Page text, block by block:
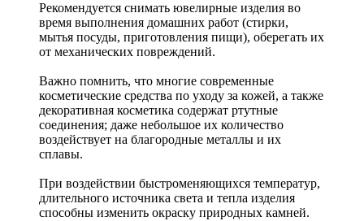
Рекомендуется снимать ювелирные изделия во
время выполнения домашних работ (стирки,
мытья посуды, приготовления пищи), оберегать их
от механических повреждений.
Важно помнить, что многие современные
косметические средства по уходу за кожей, а также
декоративная косметика содержат ртутные
соединения; даже небольшое их количество
воздействует на благородные металлы и их
сплавы.
При воздействии быстроменяющихся температур,
длительного источника света и тепла изделия
способны изменить окраску природных камней.